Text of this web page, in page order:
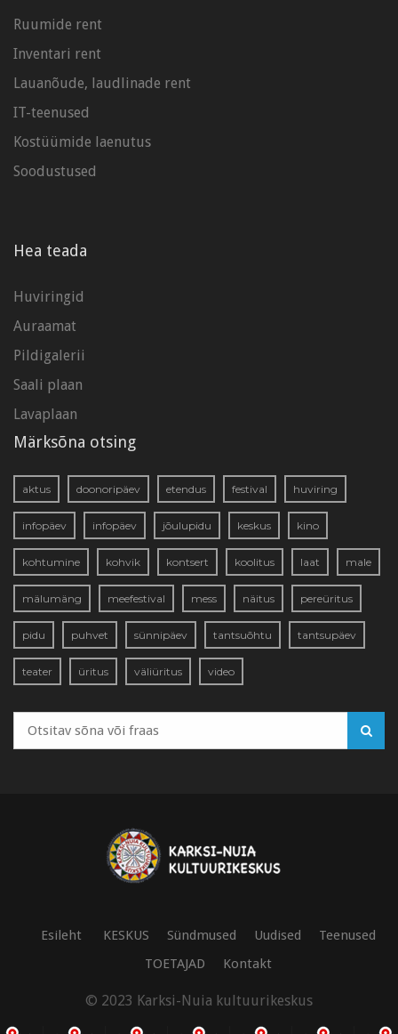
Ruumide rent
Inventari rent
Lauanõude, laudlinade rent
IT-teenused
Kostüümide laenutus
Soodustused
Hea teada
Huviringid
Auraamat
Pildigalerii
Saali plaan
Lavaplaan
Märksõna otsing
aktus doonoripäev etendus festival huviring
infopäev infopäev jõulupidu keskus kino
kohtumine kohvik kontsert koolitus laat male
mälumäng meefestival mess näitus pereüritus
pidu puhvet sünnipäev tantsuõhtu tantsupäev
teater üritus väliüritus video
Esileht KESKUS Sündmused Uudised
Teenused
TOETAJAD
Kontakt
© 2023 Karksi-Nuia kultuurikeskus